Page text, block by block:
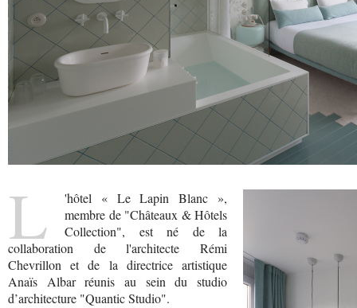
L
'hôtel « Le Lapin Blanc »,
membre de "Châteaux & Hôtels
Collection", est né de la
collaboration de l'architecte Rémi
Chevrillon et de la directrice artistique
Anaïs Albar réunis au sein du studio
d’architecture "Quantic Studio".